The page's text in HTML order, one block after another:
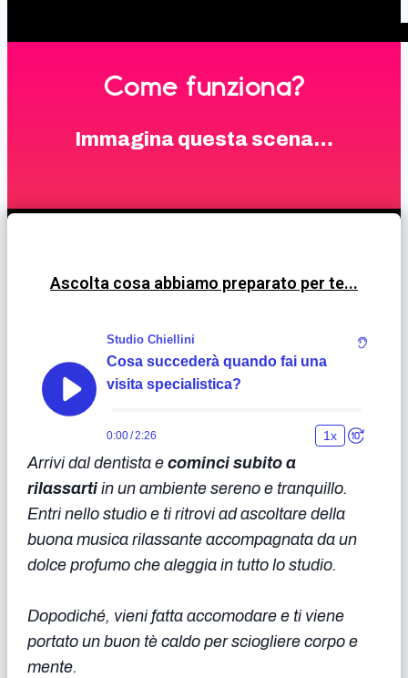
Come funziona?
Immagina questa scena…
Ascolta cosa abbiamo preparato per te...
Arrivi dal dentista e cominci subito a
rilassartiin un ambiente sereno e tranquillo.
Entri nello studio e ti ritrovi ad ascoltare della
buona musica rilassante accompagnata da un
dolce profumo che aleggia in tutto lo studio.
Dopodiché, vieni fatta accomodare e ti viene
portato un buon tè caldo per sciogliere corpo e
mente.